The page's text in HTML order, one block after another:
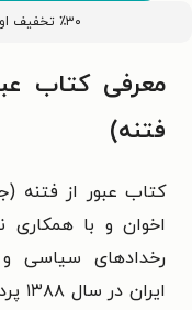
٪۳۰ تخفیف اولین خرید کتاب با کد
معرفی کتاب
فتنه)
کتاب عبور از فتنه
اخوان و با همکاری
رخدادهای سیاسی و